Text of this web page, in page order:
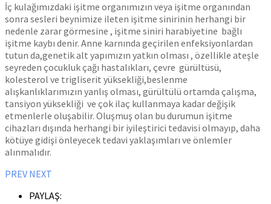
İç kulağımızdaki işitme organımızın veya işitme organından
sonra sesleri beynimize ileten işitme sinirinin herhangi bir
nedenle zarar görmesine , işitme siniri harabiyetine bağlı
işitme kaybı denir. Anne karnında geçirilen enfeksiyonlardan
tutun da,genetik alt yapımızın yatkın olması , özellikle ateşle
seyreden çocukluk çağı hastalıkları, çevre gürültüsü,
kolesterol ve trigliserit yüksekliği,beslenme
alışkanlıklarımızın yanlış olması, gürültülü ortamda çalışma,
tansiyon yüksekliği ve çok ilaç kullanmaya kadar değişik
etmenlerle oluşabilir. Oluşmuş olan bu durumun işitme
cihazları dışında herhangi bir iyileştirici tedavisi olmayıp, daha
kötüye gidişi önleyecek tedavi yaklaşımları ve önlemler
alınmalıdır.
PREV NEXT
PAYLAŞ: